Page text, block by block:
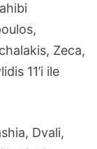
Zeca,
11’i ile
Dvali,